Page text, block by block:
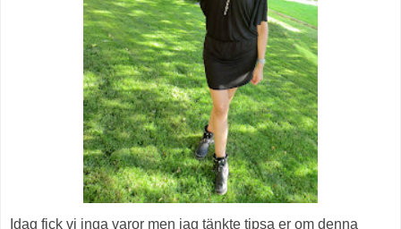
Idag fick vi inga varor men jag tänkte tipsa er om denna